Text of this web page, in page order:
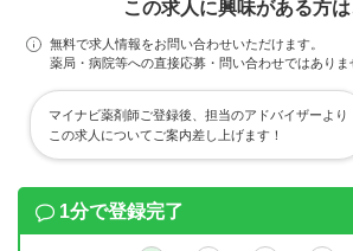
この求人に興味がある方
無料で求人情報をお問い合わせいただけます。
薬局・病院等への直接応募・問い合わせではありま
マイナビ薬剤師ご登録後、担当のアドバイザーより
この求人についてご案内差し上げます！
1分で登録完了